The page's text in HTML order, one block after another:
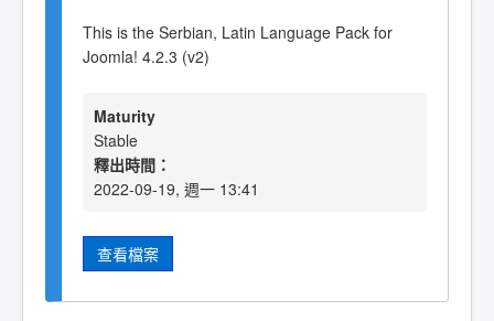
This is the Serbian, Latin Language Pack for
Joomla! 4.2.3 (v2)
Maturity
Stable
釋出時間：
2022-09-19, 週一 13:41
查看檔案